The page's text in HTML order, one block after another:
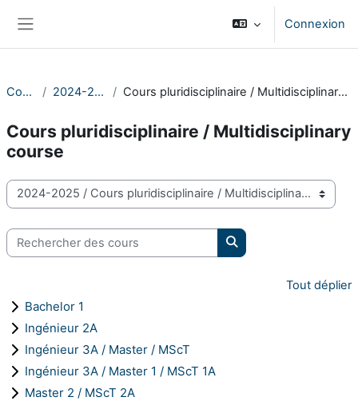
Connexion
Cours 2024-2025 Cours pluridisciplinaire / Multidisciplinary course
Cours pluridisciplinaire / Multidisciplinary
course
Catégories de cours
Rechercher des cours
Rechercher des cours
Tout déplier
Bachelor 1
Ingénieur 2A
Ingénieur 3A / Master / MScT
Ingénieur 3A / Master 1 / MScT 1A
Master 2 / MScT 2A